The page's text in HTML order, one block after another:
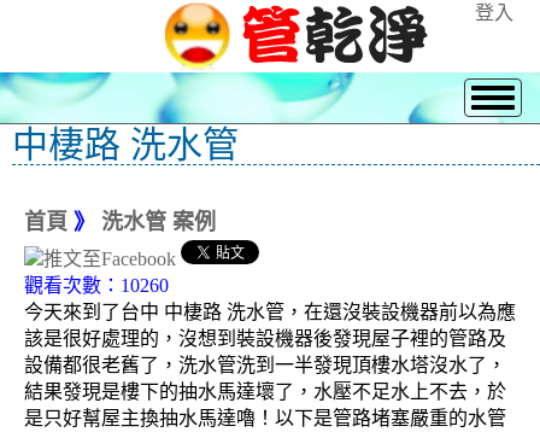
登入
中棲路 洗水管
首頁 》 洗水管 案例
觀看次數：10260
今天來到了台中 中棲路 洗水管，在還沒裝設機器前以為應
該是很好處理的，沒想到裝設機器後發現屋子裡的管路及
設備都很老舊了，洗水管洗到一半發現頂樓水塔沒水了，
結果發現是樓下的抽水馬達壞了，水壓不足水上不去，於
是只好幫屋主換抽水馬達嚕！以下是管路堵塞嚴重的水管